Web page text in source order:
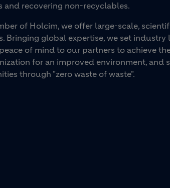
and recovering non-recyclables.
of Holcim, we offer large-scale,
Bringing global expertise, we set
of mind to our partners to achieve
for an improved environment,
through "zero waste of waste".